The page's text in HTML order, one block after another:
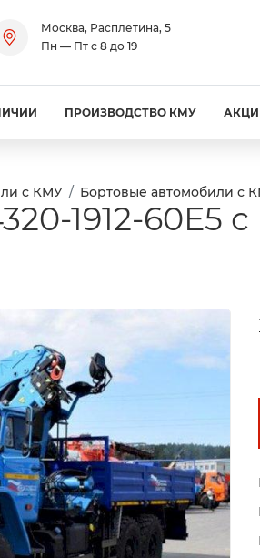
Москва, Расплетина, 5
Пн — Пт с 8 до 19
ПРОИЗВОДСТВО КМУ
с КМУ Бортовые автомобили с
1912-